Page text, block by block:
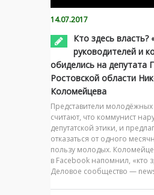
14.07.2017
Кто здесь власть?
руководителей и
обиделись на депутата
Ростовской области
Коломейцева
Представители
считают, что коммунист
депутатской этики, и
отказаться от одного
пользу молодых.
в Facebook напомнил, «кто
Деловое сообщество —